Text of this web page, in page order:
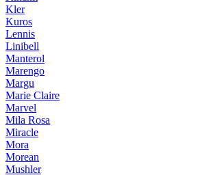
Kler
Kuros
Lennis
Linibell
Manterol
Marengo
Margu
Marie Claire
Marvel
Mila Rosa
Miracle
Mora
Morean
Mushler